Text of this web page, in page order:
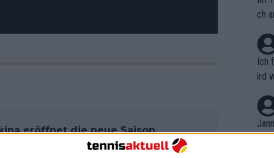
eröffnet die neue Saison
in Spanien
ch
Ich
ird
r in
em